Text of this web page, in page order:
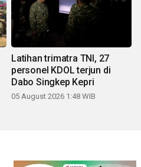
Latihan trimatra TNI, 27
personel KDOL terjun di
Dabo Singkep Kepri
05 August 2026 1:48 WIB